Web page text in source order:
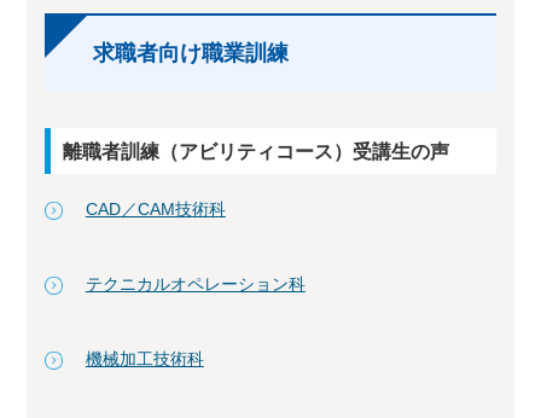
求職者向け職業訓練
離職者訓練（アビリティコース）受講生の声
CAD／CAM技術科
テクニカルオペレーション科
機械加工技術科